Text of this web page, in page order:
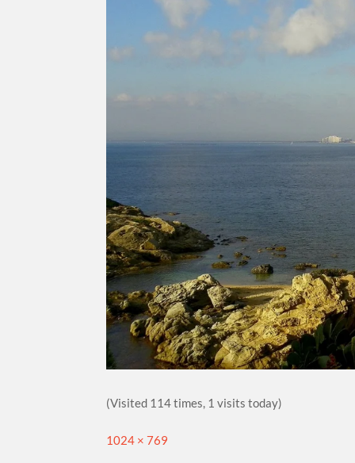
(Visited 114 times, 1 visits today)
Full
1024 × 769